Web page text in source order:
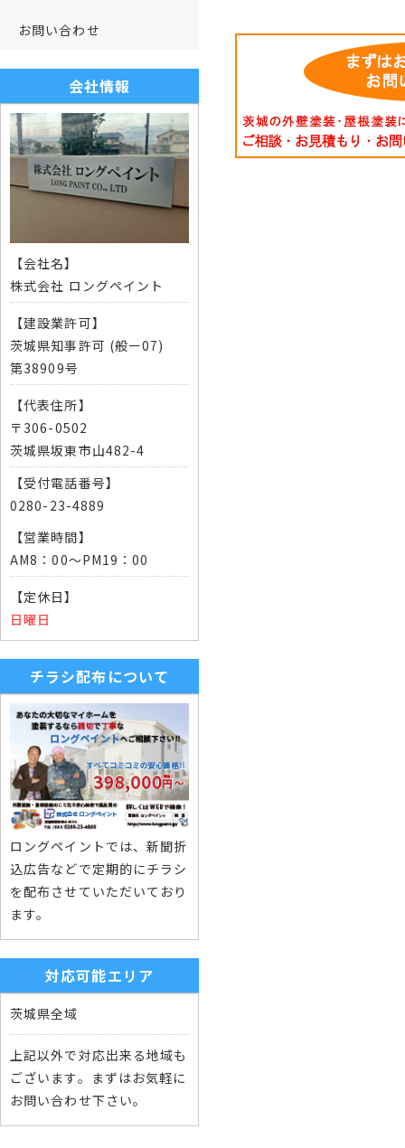
お問い合わせ
会社情報
【会社名】
株式会社 ロングペイント
【建設業許可】
茨城県知事許可 (般ー07)
第38909号
【代表住所】
〒306-0502
茨城県坂東市山482-4
【受付電話番号】
0280-23-4889
【営業時間】
AM8：00～PM19：00
【定休日】
日曜日
チラシ配布について
ロングペイントでは、新聞折
込広告などで定期的にチラシ
を配布させていただいており
ます。
対応可能エリア
茨城県全域
上記以外で対応出来る地域も
ございます。まずはお気軽に
お問い合わせ下さい。